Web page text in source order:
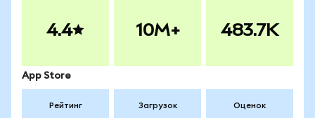
4.4 10M+ 483.7K
App Store
Рейтинг Загрузок Оценок